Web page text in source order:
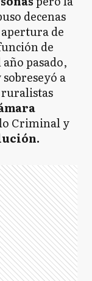
decenas
de
de
pasado,
sobreseyó a
Criminal y